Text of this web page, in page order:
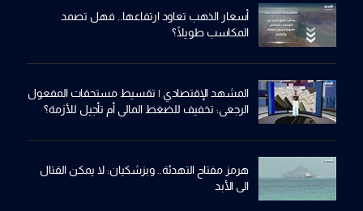
أسعار الذهب تعاود ارتفاعها.. فهل تصمد
المكاسب طويلًا؟
المشهد الإقتصادي | تقسيط مستحقات المفعول
الرجعي: تخفيف للضغط المالي أم تأجيل للأزمة؟
هرمز مفتاح التهدئة.. وبزشكيان: لا يمكن القتال
الى الأبد